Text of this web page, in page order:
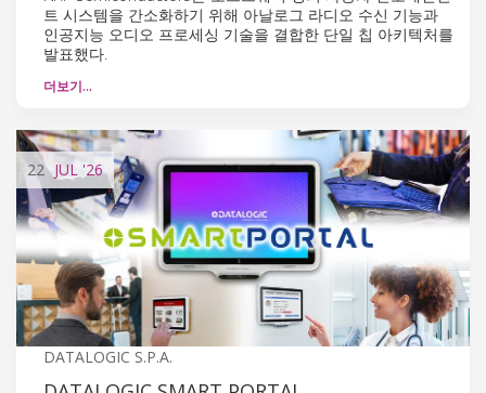
트 시스템을 간소화하기 위해 아날로그 라디오 수신 기능과
인공지능 오디오 프로세싱 기술을 결합한 단일 칩 아키텍처를
발표했다.
더보기…
22 JUL '26
DATALOGIC S.P.A.